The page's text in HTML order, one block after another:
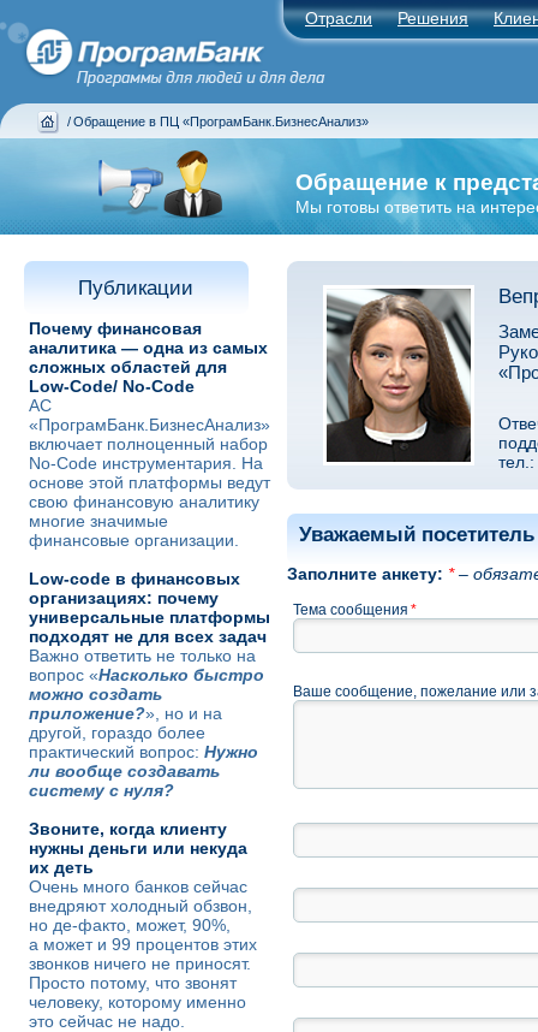
Отрасли Решения
/ Обращение в ПЦ «ПрограмБанк.БизнесАнализ»
Обращение к
Мы готовы ответить на
Публикации
Почему финансовая
аналитика — одна из самых
сложных областей для
Low-Code/ No-Code
АС
«ПрограмБанк.БизнесАнализ»
включает полноценный набор
No-Code инструментария. На
основе этой платформы ведут
свою финансовую аналитику
многие значимые
финансовые организации.
Low-code в финансовых
организациях: почему
универсальные платформы
подходят не для всех задач
Важно ответить не только на
вопрос «Насколько быстро
можно создать
приложение?», но и на
другой, гораздо более
практический вопрос: Нужно
ли вообще создавать
систему с нуля?
Звоните, когда клиенту
нужны деньги или некуда
их деть
Очень много банков сейчас
внедряют холодный обзвон,
но де-факто, может, 90%,
а может и 99 процентов этих
звонков ничего не приносят.
Просто потому, что звонят
человеку, которому именно
это сейчас не надо.
Уважаемый посетитель
Заполните анкету: *–
Тема сообщения *
Ваше сообщение, пожелание или